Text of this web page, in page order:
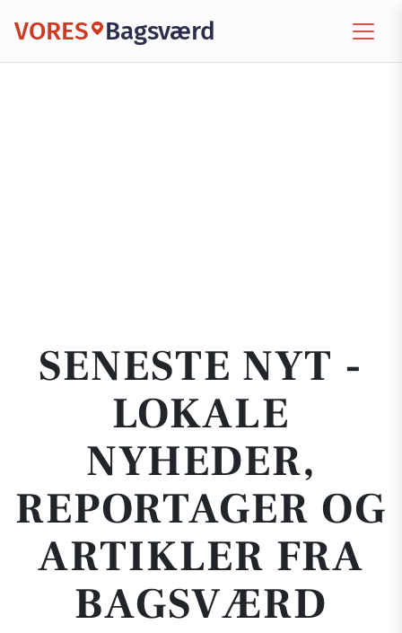
VORES Bagsværd
SENESTE NYT -
LOKALE
NYHEDER,
REPORTAGER OG
ARTIKLER FRA
BAGSVÆRD